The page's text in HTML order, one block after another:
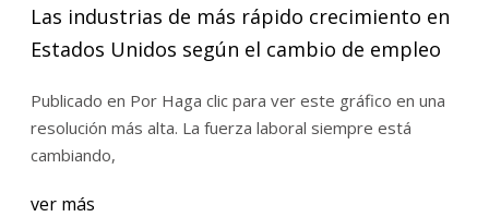
Las industrias de más rápido crecimiento en
Estados Unidos según el cambio de empleo
Publicado en Por Haga clic para ver este gráfico en una
resolución más alta. La fuerza laboral siempre está
cambiando,
ver más